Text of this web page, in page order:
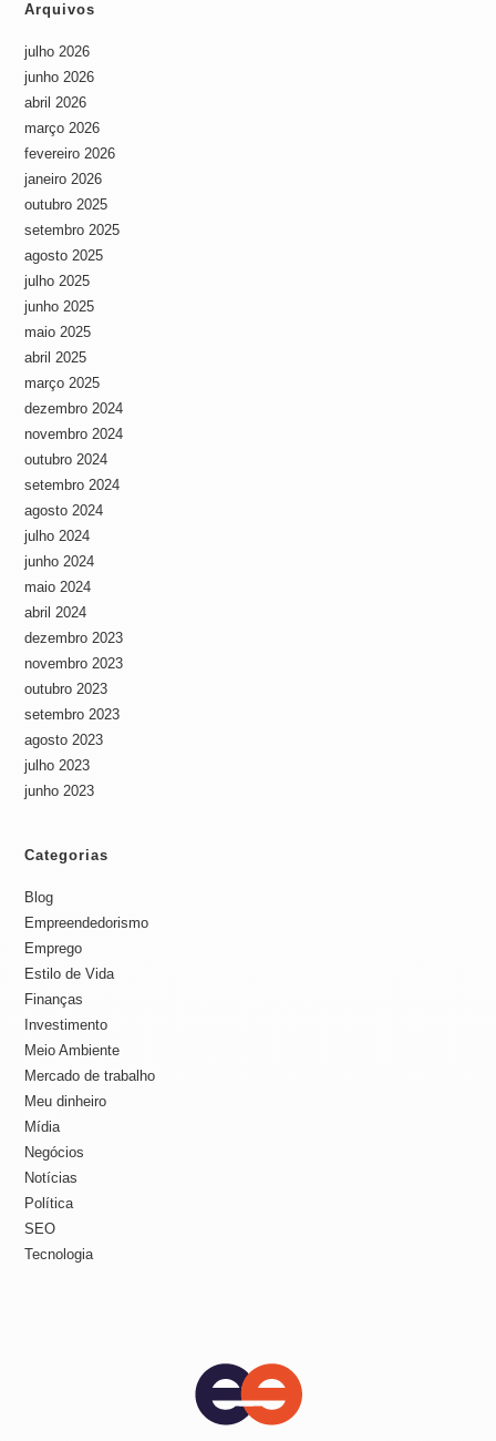
Arquivos
julho 2026
junho 2026
abril 2026
março 2026
fevereiro 2026
janeiro 2026
outubro 2025
setembro 2025
agosto 2025
julho 2025
junho 2025
maio 2025
abril 2025
março 2025
dezembro 2024
novembro 2024
outubro 2024
setembro 2024
agosto 2024
julho 2024
junho 2024
maio 2024
abril 2024
dezembro 2023
novembro 2023
outubro 2023
setembro 2023
agosto 2023
julho 2023
junho 2023
Categorias
Blog
Empreendedorismo
Emprego
Estilo de Vida
Finanças
Investimento
Meio Ambiente
Mercado de trabalho
Meu dinheiro
Mídia
Negócios
Notícias
Política
SEO
Tecnologia